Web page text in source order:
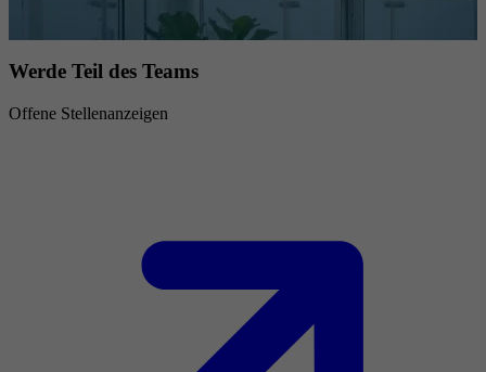
Werde Teil des Teams
Offene Stellenanzeigen